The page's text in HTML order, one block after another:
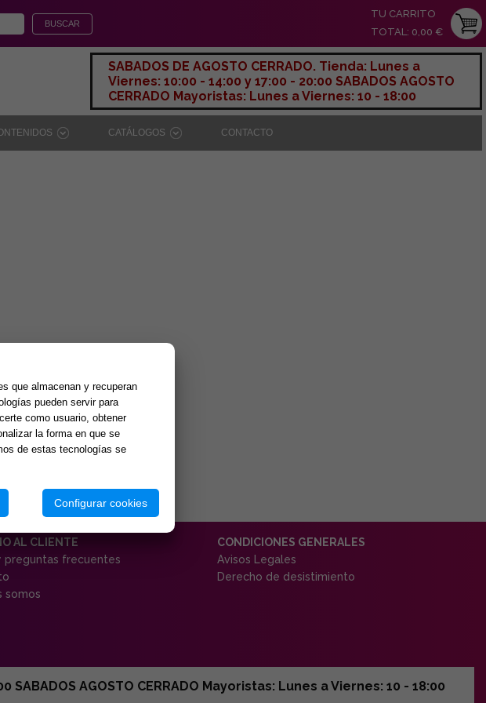
TU CARRITO
TOTAL: 0,00 €
SABADOS DE AGOSTO CERRADO. Tienda: Lunes a
Viernes: 10:00 - 14:00 y 17:00 - 20:00 SABADOS AGOSTO
CERRADO Mayoristas: Lunes a Viernes: 10 - 18:00
CATÁLOGOS CONTACTO
AL CLIENTE
preguntas frecuentes
somos
CONDICIONES GENERALES
Avisos Legales
Derecho de desistimiento
SABADOS AGOSTO CERRADO Mayoristas: Lunes a Viernes: 10 - 18:00
que almacenan y recuperan
pueden servir para
como usuario, obtener
la forma en que se
de estas tecnologías se
Configurar cookies